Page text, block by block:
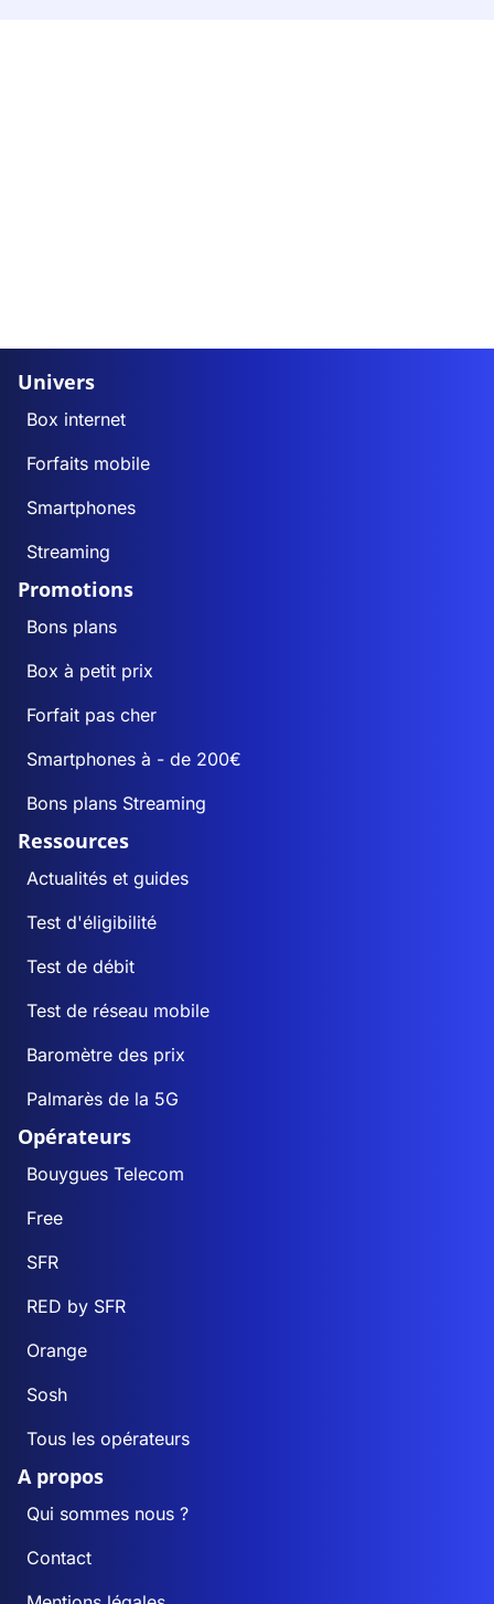
Univers
Box internet
Forfaits mobile
Smartphones
Streaming
Promotions
Bons plans
Box à petit prix
Forfait pas cher
Smartphones à - de 200€
Bons plans Streaming
Ressources
Actualités et guides
Test d'éligibilité
Test de débit
Test de réseau mobile
Baromètre des prix
Palmarès de la 5G
Opérateurs
Bouygues Telecom
Free
SFR
RED by SFR
Orange
Sosh
Tous les opérateurs
A propos
Qui sommes nous ?
Contact